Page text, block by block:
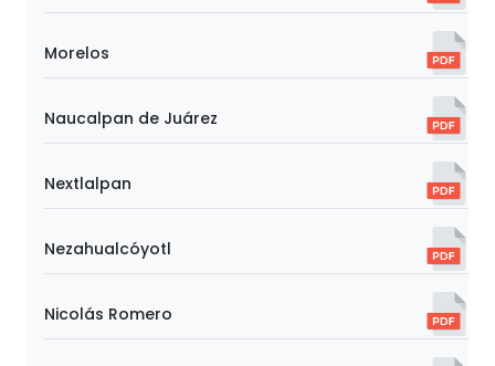
Morelos
Naucalpan de Juárez
Nextlalpan
Nezahualcóyotl
Nicolás Romero